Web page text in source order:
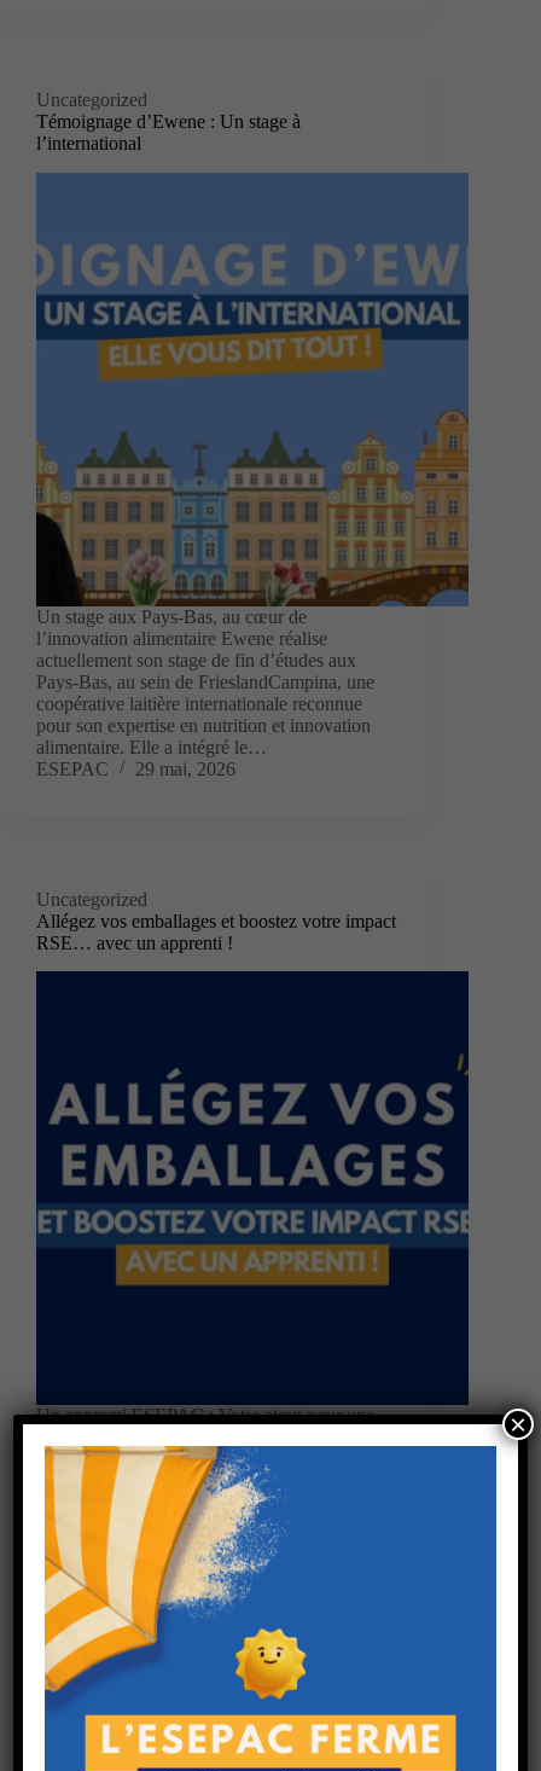
Uncategorized
Témoignage d’Ewene : Un stage à
l’international
Un stage aux Pays-Bas, au cœur de
l’innovation alimentaire Ewene réalise
actuellement son stage de fin d’études aux
Pays-Bas, au sein de FrieslandCampina, une
coopérative laitière internationale reconnue
pour son expertise en nutrition et innovation
alimentaire. Elle a intégré le…
ESEPAC
29 mai, 2026
Uncategorized
Allégez vos emballages et boostez votre impact
RSE… avec un apprenti !
Un apprenti ESEPAC : Votre atout pour une
votre prochain avantage concurrentiel était déjà
en formation ? Les apprentis de l’ESEPAC,
en Master ou RCIEC en éco-conception, sont
formés et voici ce qu’ils peuvent apporter à
votre entreprise : Des profils…
ESEPAC
2 avril, 2026
Uncategorized
Les premiers pas après le diplôme – Le
parcours de Clara
×